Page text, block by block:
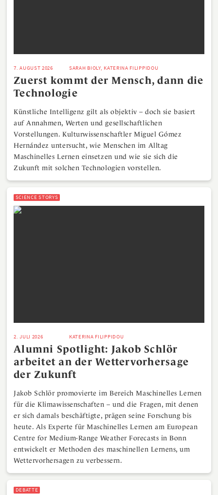
7. AUGUST 2026 SARAH BIOLY, KATERINA FILIPPIDOU
Zuerst kommt der Mensch, dann die
Technologie
Künstliche Intelligenz gilt als objektiv – doch sie basiert
auf Annahmen, Werten und gesellschaftlichen
Vorstellungen. Kulturwissenschaftler Miguel Gómez
Hernández untersucht, wie Menschen im Alltag
Maschinelles Lernen einsetzen und wie sie sich die
Zukunft mit solchen Technologien vorstellen.
SCIENCE STORYS
2. JULI 2026 KATERINA FILIPPIDOU
Alumni Spotlight: Jakob Schlör
arbeitet an der Wettervorhersage
der Zukunft
Jakob Schlör promovierte im Bereich Maschinelles Lernen
für die Klimawissenschaften – und die Fragen, mit denen
er sich damals beschäftigte, prägen seine Forschung bis
heute. Als Experte für Maschinelles Lernen am European
Centre for Medium-Range Weather Forecasts in Bonn
entwickelt er Methoden des maschinellen Lernens, um
Wettervorhersagen zu verbessern.
DEBATTE